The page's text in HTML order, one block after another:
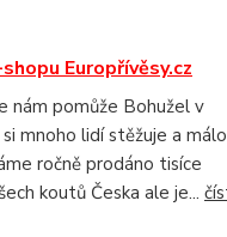
Europřívěsy.cz
nám pomůže Bohužel v
mnoho lidí stěžuje a málo
ročně prodáno tisíce
koutů Česka ale je...